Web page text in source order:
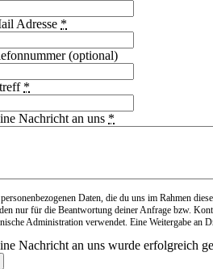
Adresse *
(optional)
*
Nachricht an uns *
Daten, die du uns im Rahmen
nur für die Beantwortung deiner Anfrage bzw.
Administration verwendet. Eine Weitergabe an
Nachricht an uns wurde erfolgreich